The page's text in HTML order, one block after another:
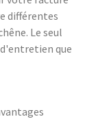
différentes
Le seul
que